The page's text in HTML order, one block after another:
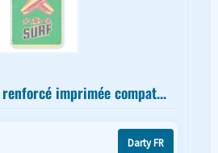
imprimée compat...
Darty FR